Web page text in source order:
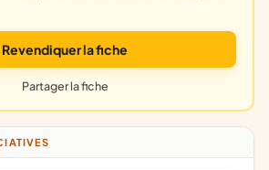
Revendiquer la fiche
Partager la fiche